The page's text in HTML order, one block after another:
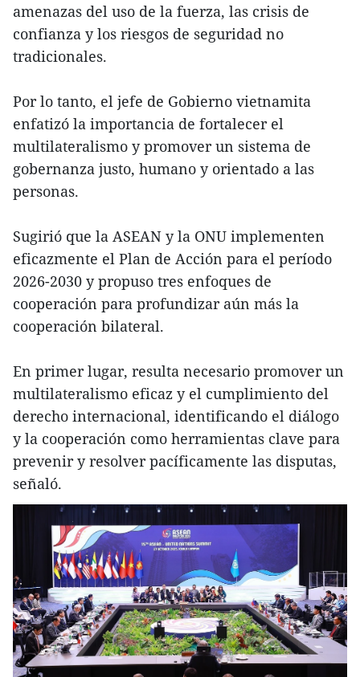
amenazas del uso de la fuerza, las crisis de
confianza y los riesgos de seguridad no
tradicionales.
Por lo tanto, el jefe de Gobierno vietnamita
enfatizó la importancia de fortalecer el
multilateralismo y promover un sistema de
gobernanza justo, humano y orientado a las
personas.
Sugirió que la ASEAN y la ONU implementen
eficazmente el Plan de Acción para el período
2026-2030 y propuso tres enfoques de
cooperación para profundizar aún más la
cooperación bilateral.
En primer lugar, resulta necesario promover un
multilateralismo eficaz y el cumplimiento del
derecho internacional, identificando el diálogo
y la cooperación como herramientas clave para
prevenir y resolver pacíficamente las disputas,
señaló.